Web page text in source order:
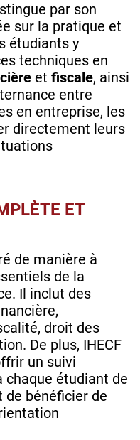
par son
sur la pratique et
étudiants y
techniques en
et fiscale, ainsi
entre
en entreprise, les
directement leurs
ET
de manière à
de la
Il inclut des
droit des
De plus, IHECF
un suivi
chaque étudiant de
de bénéficier de